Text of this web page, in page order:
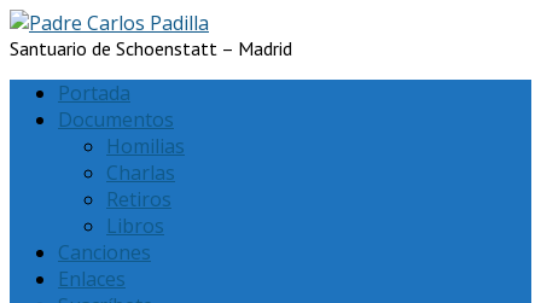
Santuario de Schoenstatt – Madrid
Portada
Documentos
Homilias
Charlas
Retiros
Libros
Canciones
Enlaces